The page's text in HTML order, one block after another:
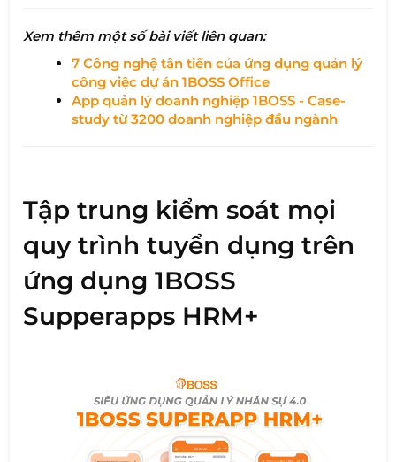
Xem thêm một số bài viết liên quan:
7 Công nghệ tân tiến của ứng dụng quản lý
công việc dự án 1BOSS Office
App quản lý doanh nghiệp 1BOSS - Case-
study từ 3200 doanh nghiệp đầu ngành
Tập trung kiểm soát mọi
quy trình tuyển dụng trên
ứng dụng 1BOSS
Supperapps HRM+